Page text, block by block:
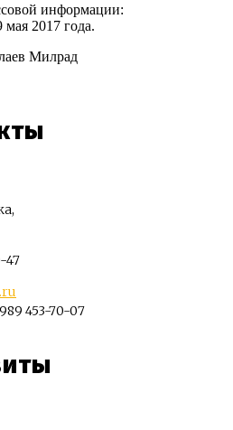
информации:
2017 года.
Милрад
47
453-70-07